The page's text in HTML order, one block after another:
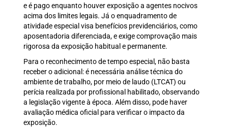
e é pago enquanto houver exposição a agentes nocivos
acima dos limites legais. Já o enquadramento de
atividade especial visa benefícios previdenciários, como
aposentadoria diferenciada, e exige comprovação mais
rigorosa da exposição habitual e permanente.
Para o reconhecimento de tempo especial, não basta
receber o adicional: é necessária análise técnica do
ambiente de trabalho, por meio de laudo (LTCAT) ou
perícia realizada por profissional habilitado, observando
a legislação vigente à época. Além disso, pode haver
avaliação médica oficial para verificar o impacto da
exposição.